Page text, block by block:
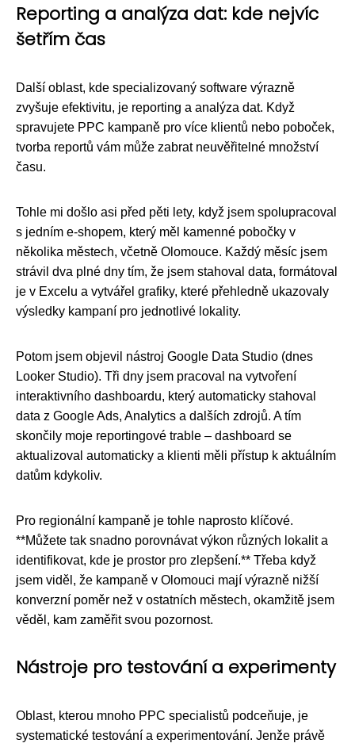
Reporting a analýza dat: kde nejvíc
šetřím čas
Další oblast, kde specializovaný software výrazně
zvyšuje efektivitu, je reporting a analýza dat. Když
spravujete PPC kampaně pro více klientů nebo poboček,
tvorba reportů vám může zabrat neuvěřitelné množství
času.
Tohle mi došlo asi před pěti lety, když jsem spolupracoval
s jedním e-shopem, který měl kamenné pobočky v
několika městech, včetně Olomouce. Každý měsíc jsem
strávil dva plné dny tím, že jsem stahoval data, formátoval
je v Excelu a vytvářel grafiky, které přehledně ukazovaly
výsledky kampaní pro jednotlivé lokality.
Potom jsem objevil nástroj Google Data Studio (dnes
Looker Studio). Tři dny jsem pracoval na vytvoření
interaktivního dashboardu, který automaticky stahoval
data z Google Ads, Analytics a dalších zdrojů. A tím
skončily moje reportingové trable – dashboard se
aktualizoval automaticky a klienti měli přístup k aktuálním
datům kdykoliv.
Pro regionální kampaně je tohle naprosto klíčové.
**Můžete tak snadno porovnávat výkon různých lokalit a
identifikovat, kde je prostor pro zlepšení.** Třeba když
jsem viděl, že kampaně v Olomouci mají výrazně nižší
konverzní poměr než v ostatních městech, okamžitě jsem
věděl, kam zaměřit svou pozornost.
Nástroje pro testování a experimenty
Oblast, kterou mnoho PPC specialistů podceňuje, je
systematické testování a experimentování. Jenže právě